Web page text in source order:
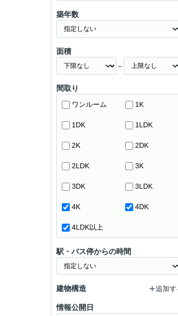
築年数
面積
～
間取り
ワンルーム 1K
1DK 1LDK
2K 2DK
2LDK 3K
3DK 3LDK
4K 4DK
4LDK以上
駅・バス停からの時間
建物構造 追加す
情報公開日